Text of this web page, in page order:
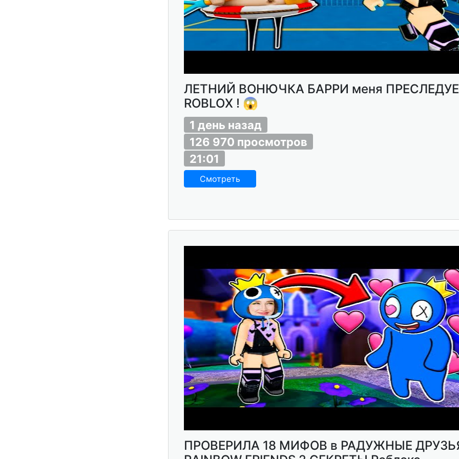
ЛЕТНИЙ ВОНЮЧКА БАРРИ меня
ROBLOX ! 😱
1 день назад
126 970 просмотров
21:01
Смотреть
ПРОВЕРИЛА 18 МИФОВ в РАДУЖНЫЕ